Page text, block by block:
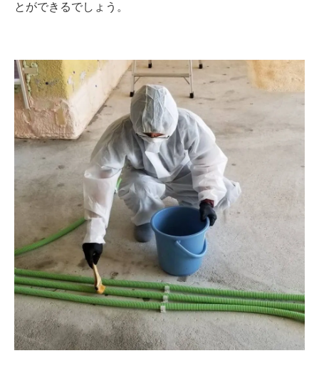
とができるでしょう。